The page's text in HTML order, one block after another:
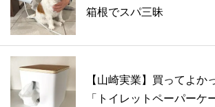
箱根でスパ三昧
【山崎実業】買ってよか
「トイレットペーパーケ